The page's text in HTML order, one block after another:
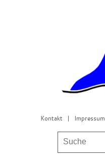
Kontakt | Impressum